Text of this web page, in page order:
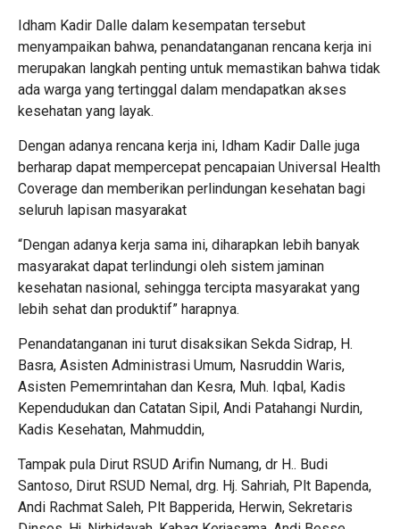
Idham Kadir Dalle dalam kesempatan tersebut
menyampaikan bahwa, penandatanganan rencana kerja ini
merupakan langkah penting untuk memastikan bahwa tidak
ada warga yang tertinggal dalam mendapatkan akses
kesehatan yang layak.
Dengan adanya rencana kerja ini, Idham Kadir Dalle juga
berharap dapat mempercepat pencapaian Universal Health
Coverage dan memberikan perlindungan kesehatan bagi
seluruh lapisan masyarakat
“Dengan adanya kerja sama ini, diharapkan lebih banyak
masyarakat dapat terlindungi oleh sistem jaminan
kesehatan nasional, sehingga tercipta masyarakat yang
lebih sehat dan produktif” harapnya.
Penandatanganan ini turut disaksikan Sekda Sidrap, H.
Basra, Asisten Administrasi Umum, Nasruddin Waris,
Asisten Pememrintahan dan Kesra, Muh. Iqbal, Kadis
Kependudukan dan Catatan Sipil, Andi Patahangi Nurdin,
Kadis Kesehatan, Mahmuddin,
Tampak pula Dirut RSUD Arifin Numang, dr H.. Budi
Santoso, Dirut RSUD Nemal, drg. Hj. Sahriah, Plt Bapenda,
Andi Rachmat Saleh, Plt Bapperida, Herwin, Sekretaris